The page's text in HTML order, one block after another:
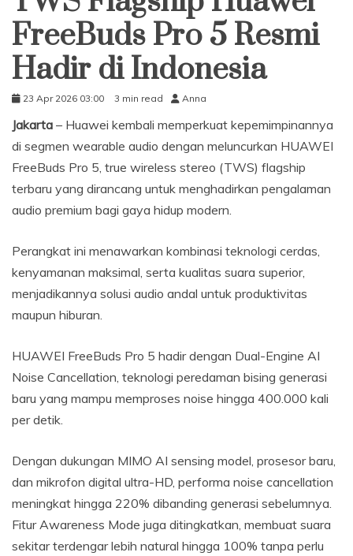
FreeBuds Pro 5 Resmi
Hadir di Indonesia
23 Apr 2026 03:00 3 min read Anna
Jakarta – Huawei kembali memperkuat kepemimpinannya
di segmen wearable audio dengan meluncurkan HUAWEI
FreeBuds Pro 5, true wireless stereo (TWS) flagship
terbaru yang dirancang untuk menghadirkan pengalaman
audio premium bagi gaya hidup modern.
Perangkat ini menawarkan kombinasi teknologi cerdas,
kenyamanan maksimal, serta kualitas suara superior,
menjadikannya solusi audio andal untuk produktivitas
maupun hiburan.
HUAWEI FreeBuds Pro 5 hadir dengan Dual-Engine AI
Noise Cancellation, teknologi peredaman bising generasi
baru yang mampu memproses noise hingga 400.000 kali
per detik.
Dengan dukungan MIMO AI sensing model, prosesor baru,
dan mikrofon digital ultra-HD, performa noise cancellation
meningkat hingga 220% dibanding generasi sebelumnya.
Fitur Awareness Mode juga ditingkatkan, membuat suara
sekitar terdengar lebih natural hingga 100% tanpa perlu